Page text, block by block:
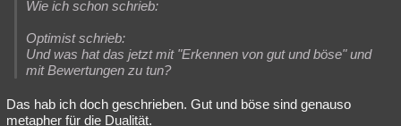
Philosophie Träume
Astronomie Helpdesk
Musik Clash Verbesserungen
Übersichten
Wie ich schon schrieb:
Optimist schrieb:
Und was hat das jetzt mit "Erkennen von gut und böse" und
mit Bewertungen zu tun?
Das hab ich doch geschrieben. Gut und böse sind genauso
metapher für die Dualität.